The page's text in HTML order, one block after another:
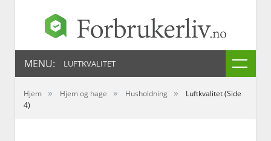
MENU: LUFTKVALITET
Hjem » Hjem og hage » Husholdning » Luftkvalitet(Side
4)